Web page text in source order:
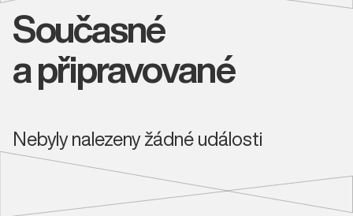
Současné
a připravované
Nebyly nalezeny žádné události